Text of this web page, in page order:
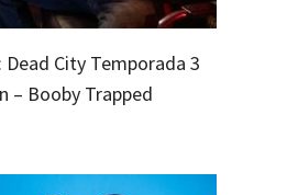
Dead City Temporada 3
– Booby Trapped